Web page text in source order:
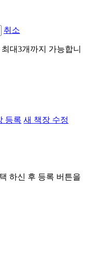
취소
대3개까지 가능합니
등록 새 책장 수정
하신 후 등록 버튼을